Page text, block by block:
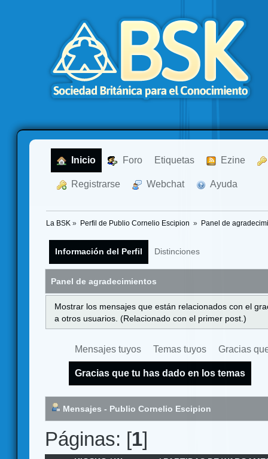
Inicio Foro Etiquetas Ezine
Registrarse Webchat Ayuda
La BSK » Perfil de Publio Cornelio Escipion » Panel de
Información del Perfil Distinciones
Panel de agradecimientos
Mostrar los mensajes que están relacionados con el
a otros usuarios. (Relacionado con el primer post.)
Mensajes tuyos Temas tuyos Gracias
Gracias que tu has dado en los temas
Mensajes - Publio Cornelio Escipion
Páginas: [1]